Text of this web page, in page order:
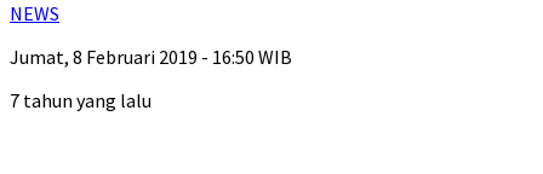
NEWS
Jumat, 8 Februari 2019 - 16:50 WIB
7 tahun yang lalu